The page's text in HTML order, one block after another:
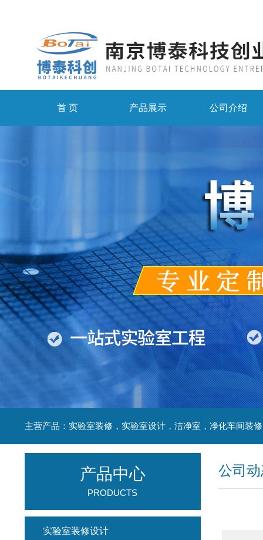
首 页 产品展示 公司介绍
公司
产品中心
PRODUCTS
实验室装修设计